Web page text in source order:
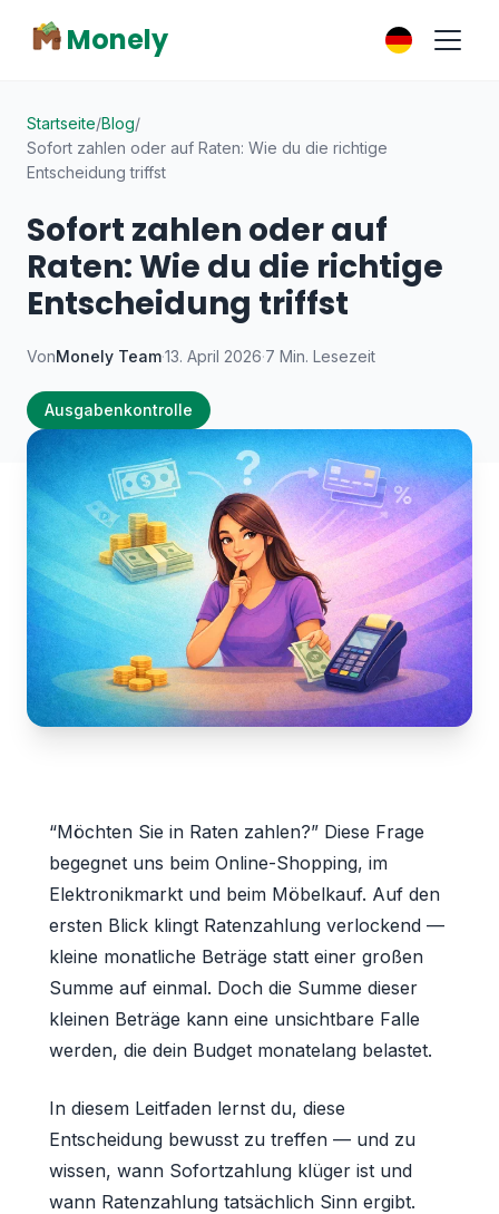
Monely
Startseite/Blog/
Sofort zahlen oder auf Raten: Wie du die richtige
Entscheidung triffst
Sofort zahlen oder auf
Raten: Wie du die richtige
Entscheidung triffst
VonMonely Team·13. April 2026·7 Min. Lesezeit
Ausgabenkontrolle
“Möchten Sie in Raten zahlen?” Diese Frage
begegnet uns beim Online-Shopping, im
Elektronikmarkt und beim Möbelkauf. Auf den
ersten Blick klingt Ratenzahlung verlockend —
kleine monatliche Beträge statt einer großen
Summe auf einmal. Doch die Summe dieser
kleinen Beträge kann eine unsichtbare Falle
werden, die dein Budget monatelang belastet.
In diesem Leitfaden lernst du, diese
Entscheidung bewusst zu treffen — und zu
wissen, wann Sofortzahlung klüger ist und
wann Ratenzahlung tatsächlich Sinn ergibt.